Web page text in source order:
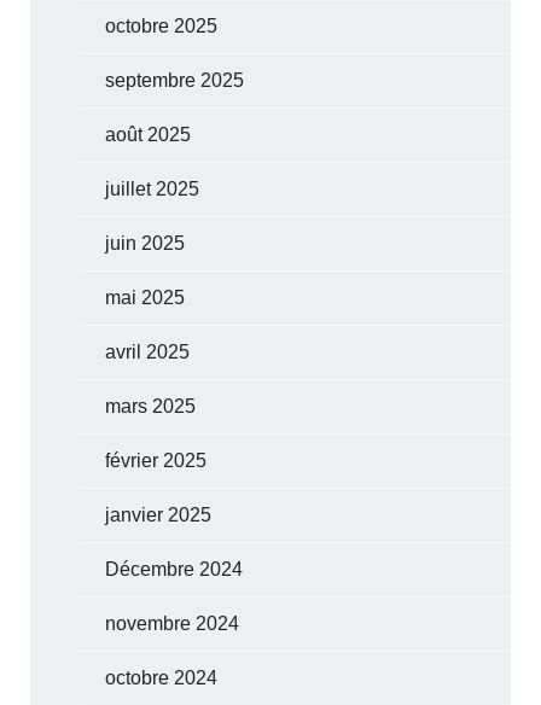
octobre 2025
septembre 2025
août 2025
juillet 2025
juin 2025
mai 2025
avril 2025
mars 2025
février 2025
janvier 2025
Décembre 2024
novembre 2024
octobre 2024